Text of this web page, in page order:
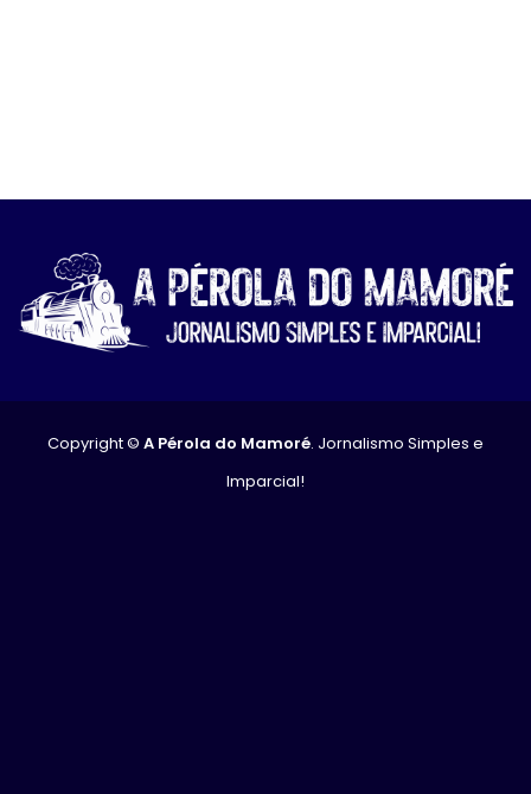
Copyright © A Pérola do Mamoré. Jornalismo Simples e
Imparcial!